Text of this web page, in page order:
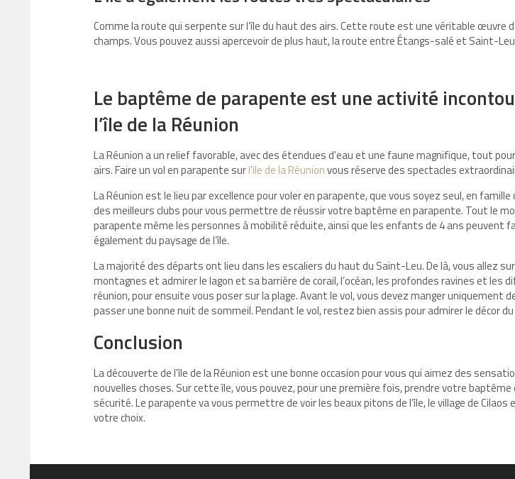
Comme la route qui serpente sur l’île du haut des airs. Cette route est une véritable œuvre
champs. Vous pouvez aussi apercevoir de plus haut, la route entre Étangs-salé et Saint-Leu
Le baptême de parapente est une activité
l’île de la Réunion
La Réunion a un relief favorable, avec des étendues d’eau et une faune magnifique, tout
airs. Faire un vol en parapente surl’île de la Réunionvous réserve des spectacles
La Réunion est le lieu par excellence pour voler en parapente, que vous soyez seul, en famille
des meilleurs clubs pour vous permettre de réussir votre baptême en parapente. Tout le
parapente même les personnes à mobilité réduite, ainsi que les enfants de 4 ans peuvent
également du paysage de l’île.
La majorité des départs ont lieu dans les escaliers du haut du Saint-Leu. De là, vous allez
montagnes et admirer le lagon et sa barrière de corail, l’océan, les profondes ravines et les
réunion, pour ensuite vous poser sur la plage. Avant le vol, vous devez manger uniquement
passer une bonne nuit de sommeil. Pendant le vol, restez bien assis pour admirer le décor du
Conclusion
La découverte de l’île de la Réunion est une bonne occasion pour vous qui aimez des
nouvelles choses. Sur cette île, vous pouvez, pour une première fois, prendre votre
sécurité. Le parapente va vous permettre de voir les beaux pitons de l’île, le village de
votre choix.